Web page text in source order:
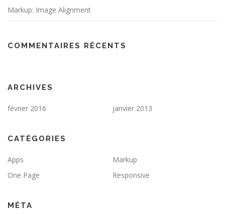
Markup: Image Alignment
COMMENTAIRES RÉCENTS
ARCHIVES
février 2016 janvier 2013
CATÉGORIES
Apps
Markup
One Page
Responsive
MÉTA